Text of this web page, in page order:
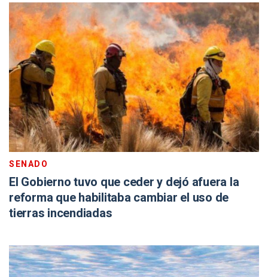
SENADO
El Gobierno tuvo que ceder y dejó afuera la
reforma que habilitaba cambiar el uso de
tierras incendiadas